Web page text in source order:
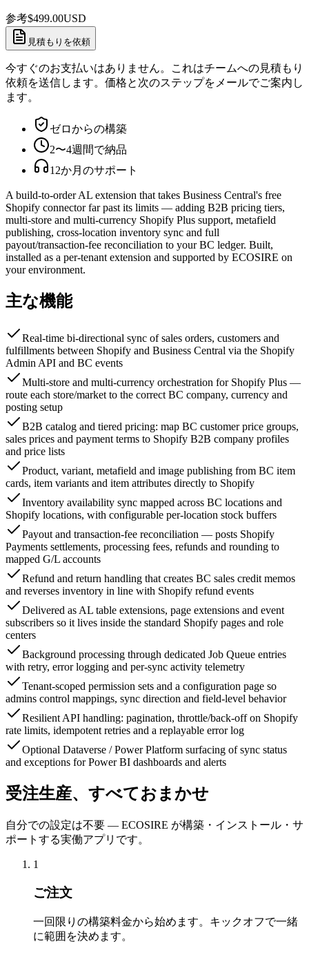
参考$499.00USD
見積もりを依頼
今すぐのお支払いはありません。これはチームへの見積もり
依頼を送信します。価格と次のステップをメールでご案内し
ます。
ゼロからの構築
2〜4週間で納品
12か月のサポート
A build-to-order AL extension that takes Business Central's free
Shopify connector far past its limits — adding B2B pricing tiers,
multi-store and multi-currency Shopify Plus support, metafield
publishing, cross-location inventory sync and full
payout/transaction-fee reconciliation to your BC ledger. Built,
installed as a per-tenant extension and supported by ECOSIRE on
your environment.
主な機能
Real-time bi-directional sync of sales orders, customers and
fulfillments between Shopify and Business Central via the Shopify
Admin API and BC events
Multi-store and multi-currency orchestration for Shopify Plus —
route each store/market to the correct BC company, currency and
posting setup
B2B catalog and tiered pricing: map BC customer price groups,
sales prices and payment terms to Shopify B2B company profiles
and price lists
Product, variant, metafield and image publishing from BC item
cards, item variants and item attributes directly to Shopify
Inventory availability sync mapped across BC locations and
Shopify locations, with configurable per-location stock buffers
Payout and transaction-fee reconciliation — posts Shopify
Payments settlements, processing fees, refunds and rounding to
mapped G/L accounts
Refund and return handling that creates BC sales credit memos
and reverses inventory in line with Shopify refund events
Delivered as AL table extensions, page extensions and event
subscribers so it lives inside the standard Shopify pages and role
centers
Background processing through dedicated Job Queue entries
with retry, error logging and per-sync activity telemetry
Tenant-scoped permission sets and a configuration page so
admins control mappings, sync direction and field-level behavior
Resilient API handling: pagination, throttle/back-off on Shopify
rate limits, idempotent retries and a replayable error log
Optional Dataverse / Power Platform surfacing of sync status
and exceptions for Power BI dashboards and alerts
受注生産、すべておまかせ
自分での設定は不要 — ECOSIRE が構築・インストール・サ
ポートする実働アプリです。
1
ご注文
一回限りの構築料金から始めます。キックオフで一緒
に範囲を決めます。